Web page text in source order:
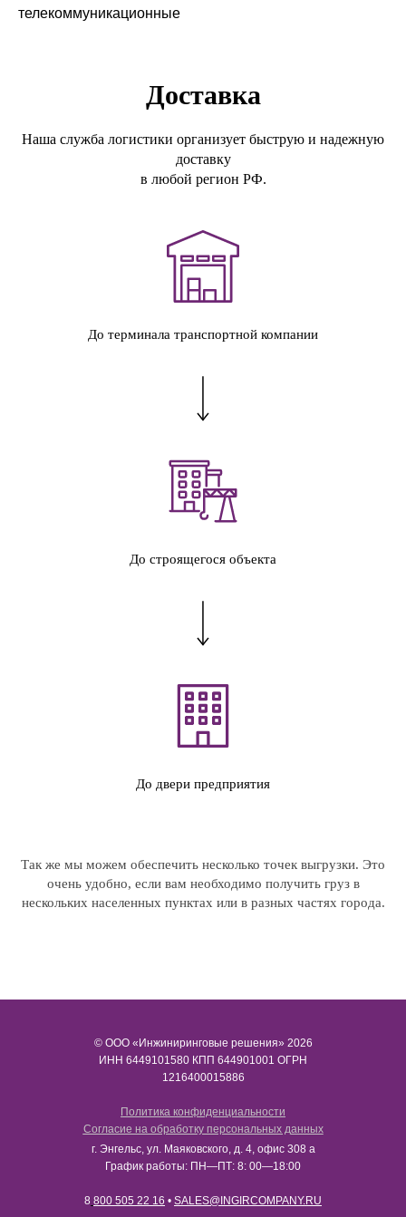
телекоммуникационные
Доставка
Наша служба логистики организует быструю и надежную
доставку
в любой регион РФ.
До терминала транспортной компании
До строящегося объекта
До двери предприятия
Так же мы можем обеспечить несколько точек выгрузки. Это
очень удобно, если вам необходимо получить груз в
нескольких населенных пунктах или в разных частях города.
© ООО «Инжиниринговые решения» 2026
ИНН​​​​​​​ 6449101580 КПП 644901001 ОГРН
1216400015886
Политика конфиденциальности
Согласие на обработку персональных данных
г. Энгельс, ул. Маяковского, д. 4, офис 308 а
График работы: ПН—ПТ: 8: 00—18:00
8 800 505 22 16 • SALES@INGIRCOMPANY.RU